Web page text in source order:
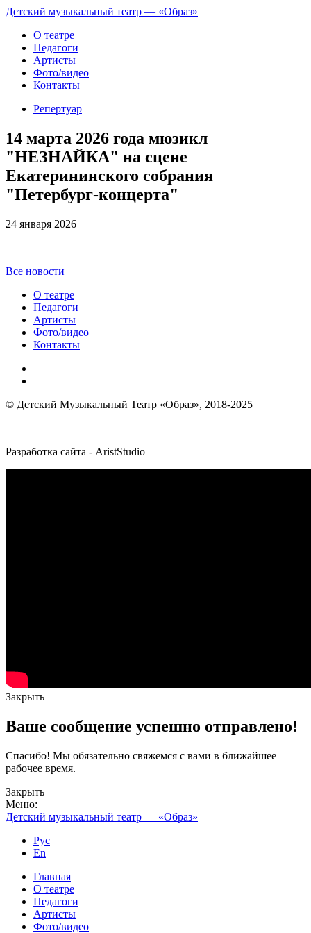
Детский музыкальный театр — «Образ»
О театре
Педагоги
Артисты
Фото/видео
Контакты
Репертуар
14 марта 2026 года мюзикл
"НЕЗНАЙКА" на сцене
Екатерининского собрания
"Петербург-концерта"
24 января 2026
Все новости
О театре
Педагоги
Артисты
Фото/видео
Контакты
© Детский Музыкальный Театр «Образ», 2018-2025
Разработка сайта - AristStudio
Закрыть
Ваше сообщение успешно отправлено!
Спасибо! Мы обязательно свяжемся с вами в ближайшее
рабочее время.
Закрыть
Меню:
Детский музыкальный театр — «Образ»
Рус
En
Главная
О театре
Педагоги
Артисты
Фото/видео